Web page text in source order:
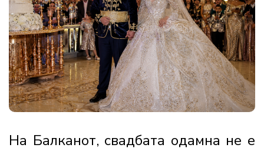
На Балканот, свадбата одамна не е